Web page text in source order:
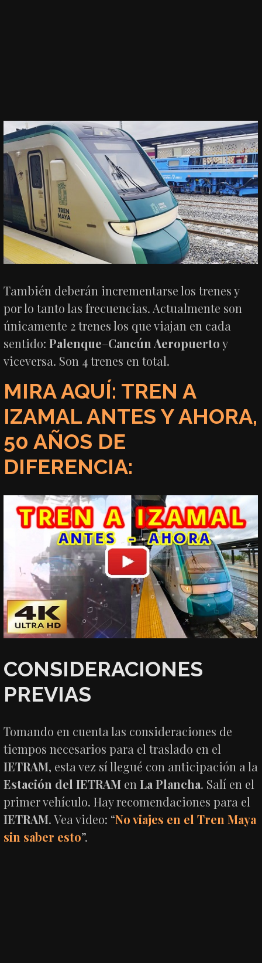
También deberán incrementarse los trenes y
por lo tanto las frecuencias. Actualmente son
únicamente 2 trenes los que viajan en cada
sentido:Palenque–Cancún Aeropuertoy
viceversa. Son 4 trenes en total.
MIRA AQUÍ: TREN A
IZAMAL ANTES Y AHORA,
50 AÑOS DE
DIFERENCIA:
CONSIDERACIONES
PREVIAS
Tomando en cuenta las consideraciones de
tiempos necesarios para el traslado en el
IETRAM, esta vez sí llegué con anticipación a la
Estación del IETRAM enLa Plancha. Salí en el
primer vehículo. Hay recomendaciones para el
IETRAM. Vea video: “No viajes en el Tren Maya
sin saber esto”.